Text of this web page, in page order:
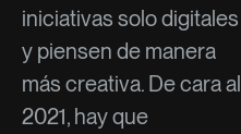
iniciativas solo digitales
y piensen de manera
más creativa. De cara al
2021, hay que